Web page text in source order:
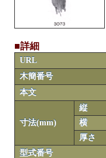
■詳細
URL
木簡番号
本文
寸法(mm)
縦
横
厚さ
型式番号